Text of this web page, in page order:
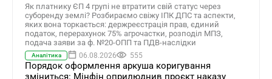
Як платнику ЄП 4 групі не втратити свій статус через
суборенду землі? Розбираємо свіжу ІПК ДПС та аспекти,
яких вона торкається: держреєстрація прав, єдиний
податок, перерахунок 75% агрочастки, розподіл МПЗ,
подача заяви за ф. №20-ОПП та ПДВ-наслідки
Аналітика 06.08.2026 555
Порядок оформлення аркуша коригування
зміниться: Мінфін оприлюднив проєкт наказу